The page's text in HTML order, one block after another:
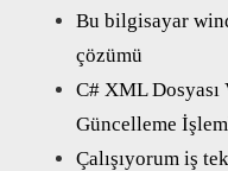
Bu bilgisayar
çözümü
C# XML Dosyası
Güncelleme
Çalışıyorum iş